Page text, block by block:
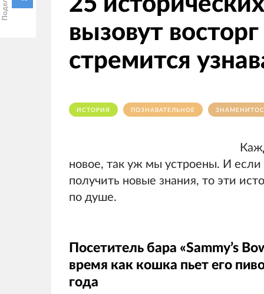
вызовут
стремится
ИСТОРИЯ ПОЗНАВАТЕЛЬНОЕ
новое, так уж мы устроены. И
получить новые знания, то эти
по душе.
Посетитель бара «Sammy’s
время как кошка пьет его
года